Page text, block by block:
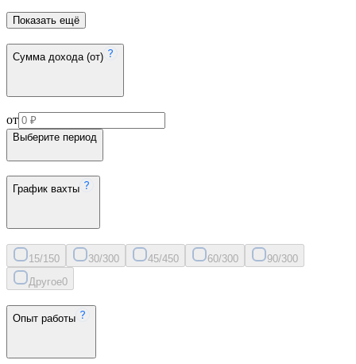
Показать ещё
Сумма дохода (от)
от
Выберите период
График вахты
15/150 30/300 45/450 60/300 90/300
Другое0
Опыт работы